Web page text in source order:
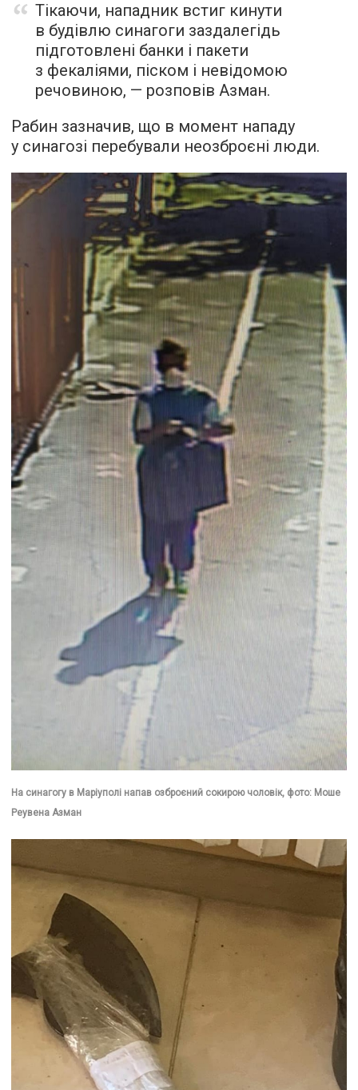
Тікаючи, нападник встиг кинути
в будівлю синагоги заздалегідь
підготовлені банки і пакети
з фекаліями, піском і невідомою
речовиною, — розповів Азман.
Рабин зазначив, що в момент нападу
у синагозі перебували неозброєні люди.
На синагогу в Маріуполі напав озброєний сокирою чоловік, фото: Моше
Реувена Азман